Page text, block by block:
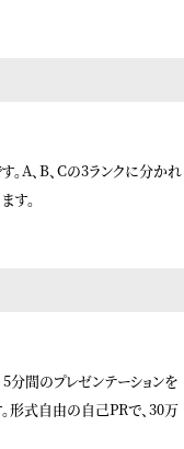
A、B、Cの3ランクに分かれ
す。
分間のプレゼンテーションを
形式自由の自己PRで、30万